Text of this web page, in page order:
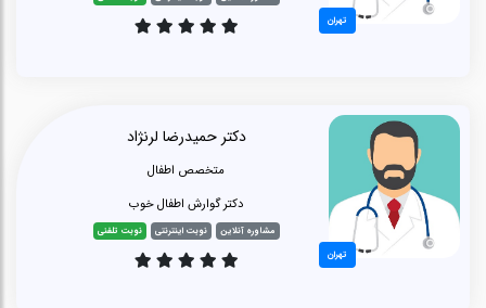
تهران
تهران
دکتر حمیدرضا لرنژاد
متخصص اطفال
دکتر گوارش اطفال خوب
مشاوره آنلاین نوبت اینترنتی نوبت تلفنی